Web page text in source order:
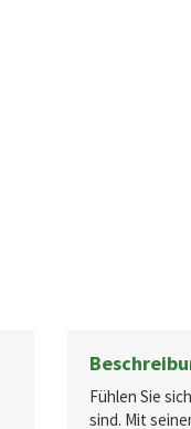
Fühlen Sie
sind. Mit